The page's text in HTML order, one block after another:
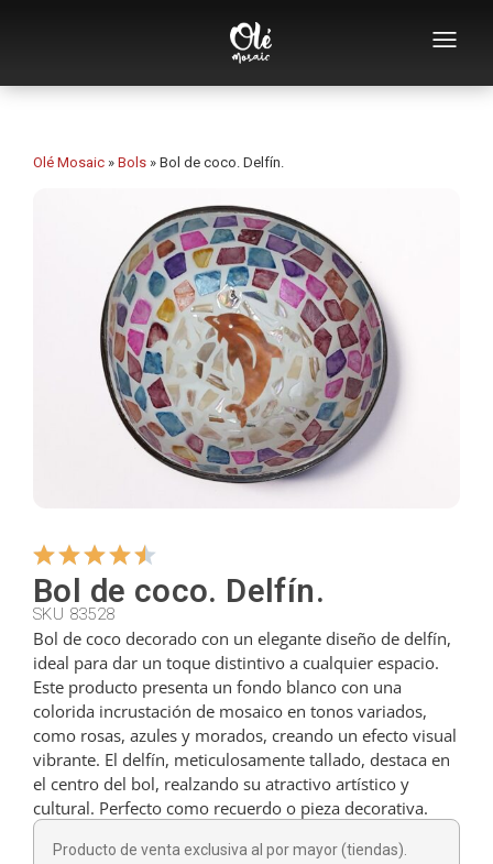
Empresa
Souvenirs por categoría
Abridores
Tazas
Bols
Colgadores
Cortadores
Cucharillas
Cucharones
Dedales
Olé Mosaic » Bols » Bol de coco. Delfín.
Bol de coco. Delfín.
SKU 83528
Bol de coco decorado con un elegante diseño de delfín,
ideal para dar un toque distintivo a cualquier espacio.
Este producto presenta un fondo blanco con una
colorida incrustación de mosaico en tonos variados,
como rosas, azules y morados, creando un efecto visual
vibrante. El delfín, meticulosamente tallado, destaca en
el centro del bol, realzando su atractivo artístico y
cultural. Perfecto como recuerdo o pieza decorativa.
Producto de venta exclusiva al por mayor (tiendas).